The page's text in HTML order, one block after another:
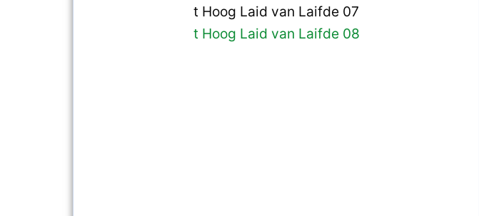
t Hoog Laid van Laifde 07
t Hoog Laid van Laifde 08